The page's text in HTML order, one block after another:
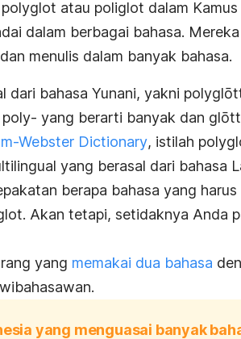
polyglot atau poliglot dalam
dalam berbagai bahasa.
menulis dalam banyak bahasa.
dari bahasa Yunani, yakni
poly- yang berarti banyak dan
Webster Dictionary, istilah
yang berasal dari bahasa
berapa bahasa yang
. Akan tetapi, setidaknya Anda
yang memakai dua bahasa
yang menguasai banyak